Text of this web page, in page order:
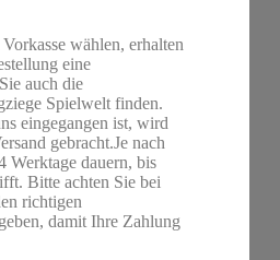
wählen, erhalten
eine
auch die
Spielwelt finden.
eingegangen ist, wird
gebracht.Je nach
Werktage dauern, bis
Bitte achten Sie bei
richtigen
damit Ihre Zahlung